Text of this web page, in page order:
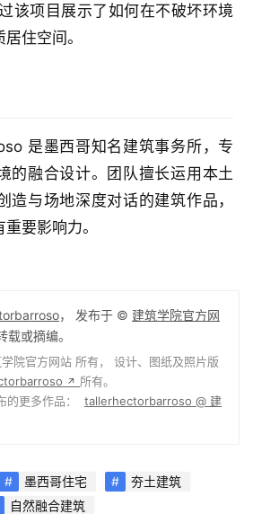
该项目展示了如何在不破坏环境
住空间。
是墨西哥知名建筑事务所，专
的融合设计。团队擅长运用本土
造与场地深度对话的建筑作品，
要影响力。
， 发布于 © 建筑学院官方网
或摘编。
院官方网站 所有， 设计、图纸及照片版
↗ 所有。
的更多作品： tallerhectorbarroso @ 建
墨西哥住宅
夯土建筑
自然融合建筑